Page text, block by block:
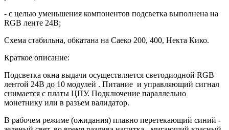
- с целью уменьшения компонентов подсветка выполнена на
RGB ленте 24В;
Схема стабильна, обкатана на Саеко 200, 400, Некта Кико.
Краткое описание:
Подсветка окна выдачи осуществляется светодиодной RGB
лентой 24В до 10 модулей . Питание и управляющий сигнал
снимается с платы ЦПУ. Подключение параллельно
монетнику или в разъем валидатор.
В рабочем режиме (ожидания) плавно перетекающий синий -